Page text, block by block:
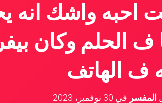
احبه واشك انه
ف الحلم وكان
ف الهاتف
المفسر في 30 نوفمبر، 2023